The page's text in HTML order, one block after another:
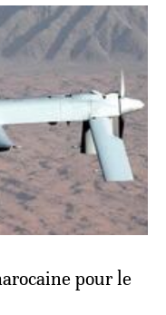
pour le